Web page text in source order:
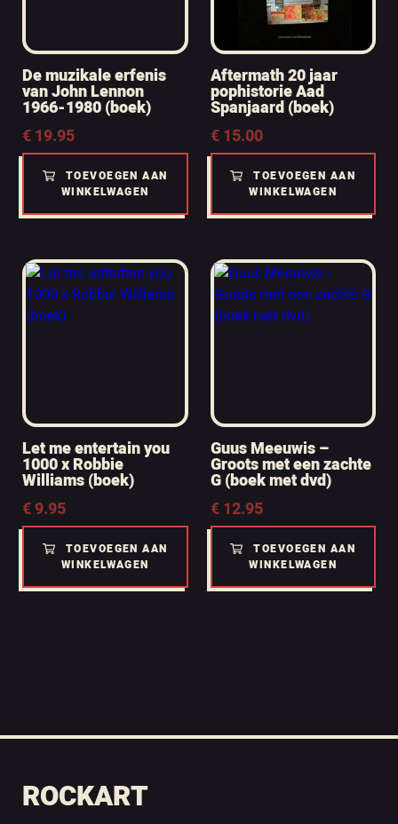
De muzikale erfenis
van John Lennon
1966-1980 (boek)
€19.95
TOEVOEGEN AAN
WINKELWAGEN
Aftermath 20 jaar
pophistorie Aad
Spanjaard (boek)
€15.00
TOEVOEGEN AAN
WINKELWAGEN
Let me entertain you
1000 x Robbie
Williams (boek)
€9.95
TOEVOEGEN AAN
WINKELWAGEN
Guus Meeuwis –
Groots met een zachte
G (boek met dvd)
€12.95
TOEVOEGEN AAN
WINKELWAGEN
ROCKART